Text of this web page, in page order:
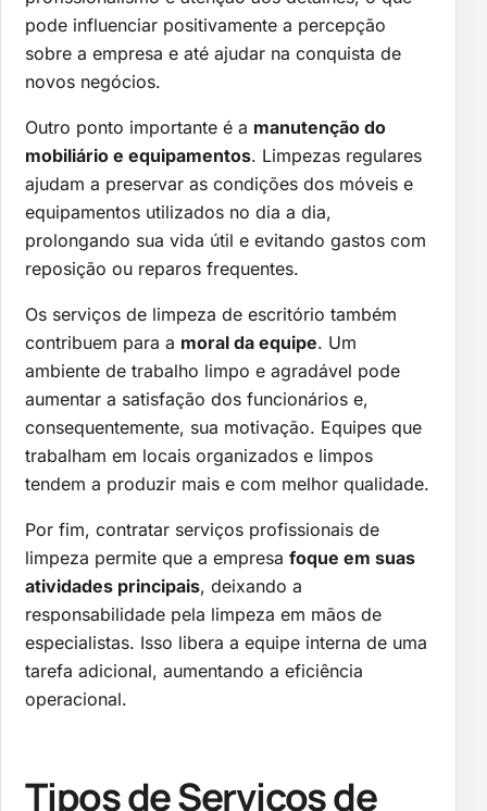
pode influenciar positivamente a percepção
sobre a empresa e até ajudar na conquista de
novos negócios.
Outro ponto importante é a manutenção do
mobiliário e equipamentos. Limpezas regulares
ajudam a preservar as condições dos móveis e
equipamentos utilizados no dia a dia,
prolongando sua vida útil e evitando gastos com
reposição ou reparos frequentes.
Os serviços de limpeza de escritório também
contribuem para a moral da equipe. Um
ambiente de trabalho limpo e agradável pode
aumentar a satisfação dos funcionários e,
consequentemente, sua motivação. Equipes que
trabalham em locais organizados e limpos
tendem a produzir mais e com melhor qualidade.
Por fim, contratar serviços profissionais de
limpeza permite que a empresa foque em suas
atividades principais, deixando a
responsabilidade pela limpeza em mãos de
especialistas. Isso libera a equipe interna de uma
tarefa adicional, aumentando a eficiência
operacional.
Tipos de Serviços de